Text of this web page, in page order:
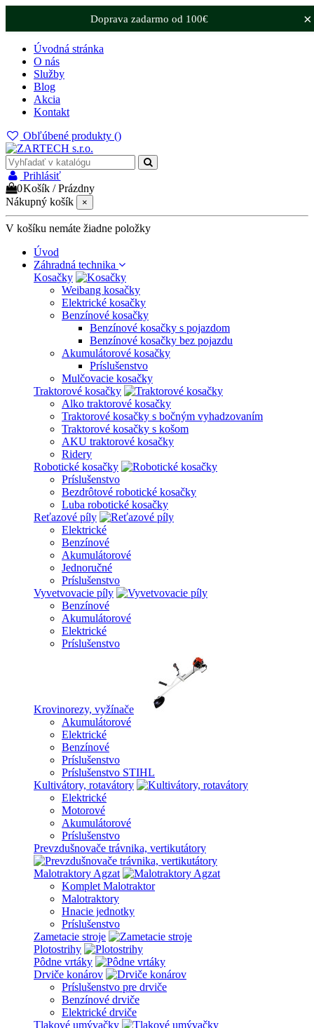
×
Doprava zadarmo od 100€
Úvodná stránka
O nás
Služby
Blog
Akcia
Kontakt
Obľúbené produkty ()
Prihlásiť
0Košík /Prázdny
Nákupný košík
×
V košíku nemáte žiadne položky
Úvod
Záhradná technika
Kosačky
Weibang kosačky
Elektrické kosačky
Benzínové kosačky
Benzínové kosačky s pojazdom
Benzínové kosačky bez pojazdu
Akumulátorové kosačky
Príslušenstvo
Mulčovacie kosačky
Traktorové kosačky
Alko traktorové kosačky
Traktorové kosačky s bočným vyhadzovaním
Traktorové kosačky s košom
AKU traktorové kosačky
Ridery
Robotické kosačky
Príslušenstvo
Bezdrôtové robotické kosačky
Luba robotické kosačky
Reťazové píly
Elektrické
Benzínové
Akumulátorové
Jednoručné
Príslušenstvo
Vyvetvovacie píly
Benzínové
Akumulátorové
Elektrické
Príslušenstvo
Krovinorezy, vyžínače
Akumulátorové
Elektrické
Benzínové
Príslušenstvo
Príslušenstvo STIHL
Kultivátory, rotavátory
Elektrické
Motorové
Akumulátorové
Príslušenstvo
Prevzdušnovače trávnika, vertikutátory
Malotraktory Agzat
Komplet Malotraktor
Malotraktory
Hnacie jednotky
Príslušenstvo
Zametacie stroje
Plotostrihy
Pôdne vrtáky
Drviče konárov
Príslušenstvo pre drviče
Benzínové drviče
Elektrické drviče
Tlakové umývačky